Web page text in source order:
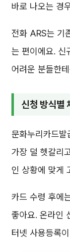
바로 나오는 경
전화 ARS는 기
는 편이에요. 신
어려운 분들한
신청 방식별
문화누리카드
가장 덜 헷갈리
인 상황에 맞게
카드 수령 후에
좋아요. 온라인
터넷 사용등록